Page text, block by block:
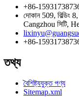
+86-
দোকান 509,
Cangzhou সিটি,
+86-
তথ্য
বৈশিষ্ট্যযুক্ত পণ্য
Sitemap.xml